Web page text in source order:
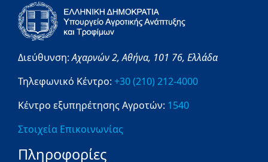
Διεύθυνση:Αχαρνών 2,Αθήνα, 101 76, Ελλάδα
Τηλεφωνικό Κέντρο: +30 (210) 212-4000
Κέντρο εξυπηρέτησης Αγροτών: 1540
Στοιχεία Επικοινωνίας
Πληροφορίες